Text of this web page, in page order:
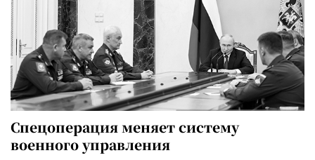
Спецоперация меняет систему
военного управления